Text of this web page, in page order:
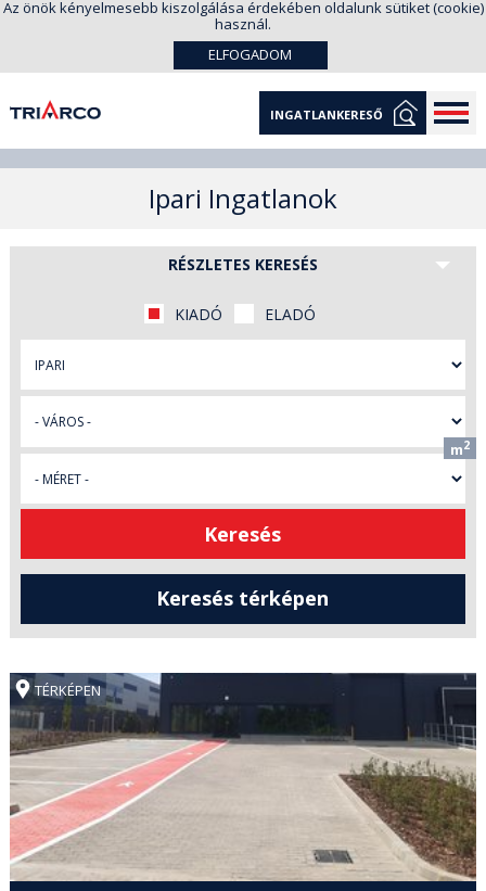
Az önök kényelmesebb kiszolgálása érdekében oldalunk sütiket (cookie)
használ.
ELFOGADOM
INGATLANKERESŐ
Ipari Ingatlanok
RÉSZLETES KERESÉS
KIADÓ ELADÓ
m2
TÉRKÉPEN